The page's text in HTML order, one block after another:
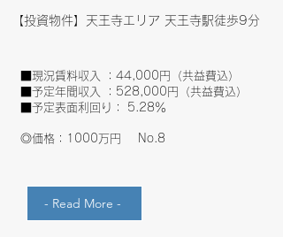
​【投資物件】天王寺エリア 天王寺駅徒歩9分
■現況賃料収入 ：44,000円（共益費込）
■予定年間収入 ：528,000円（共益費込）
■予定表面利回り： 5.28％​
◎価格：1000万円 No.8
- Read More -